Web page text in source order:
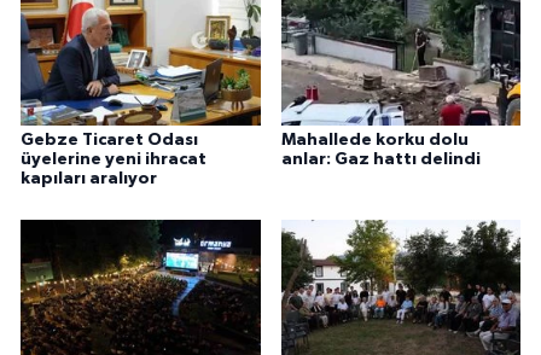
Gebze Ticaret Odası
üyelerine yeni ihracat
kapıları aralıyor
Mahallede korku dolu
anlar: Gaz hattı delindi